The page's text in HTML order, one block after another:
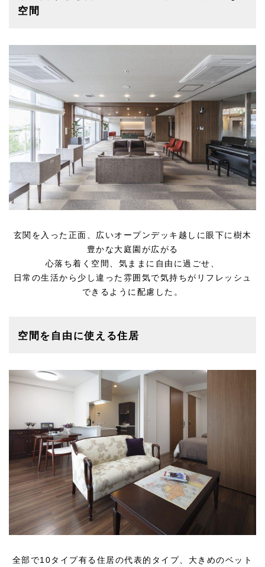
空間
玄関を入った正面、広いオープンデッキ越しに眼下に樹木
豊かな大庭園が広がる
心落ち着く空間、気ままに自由に過ごせ、
日常の生活から少し違った雰囲気で気持ちがリフレッシュ
できるように配慮した。
空間を自由に使える住居
全部で10タイプ有る住居の代表的タイプ、大きめのベット